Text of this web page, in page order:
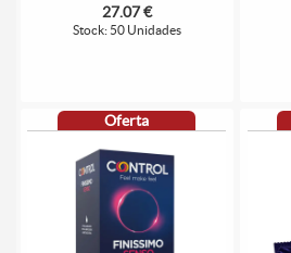
27.07 €
Stock: 50 Unidades
Oferta